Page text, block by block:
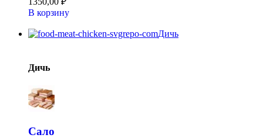
В корзину
Дичь
Дичь
Сало